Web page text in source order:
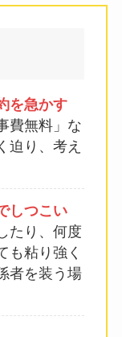
を急かす
費無料」な
迫り、考え
しつこい
たり、何度
も粘り強く
者を装う場